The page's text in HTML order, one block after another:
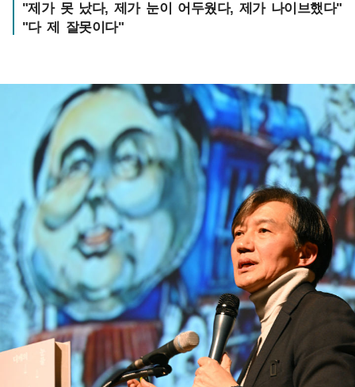
"제가 못 났다, 제가 눈이 어두웠다, 제가 나이브했다"
"다 제 잘못이다"